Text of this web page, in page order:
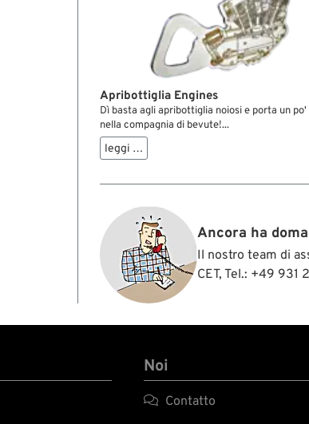
Apribottiglia Engines
Dì basta agli apribottiglia noiosi e porta un po'
nella compagnia di bevute!...
leggi …
Ancora ha
Il nostro team di
CET, Tel.: +49 931
Noi
 Contatto